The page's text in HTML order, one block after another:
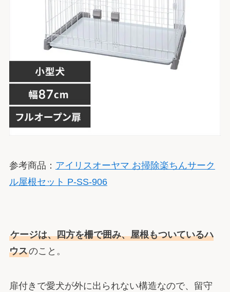
参考商品： アイリスオーヤマ お掃除楽ちんサーク
ル屋根セット P-SS-906
ケージは、四方を柵で囲み、屋根もついているハ
ウスのこと。
扉付きで愛犬が外に出られない構造なので、留守